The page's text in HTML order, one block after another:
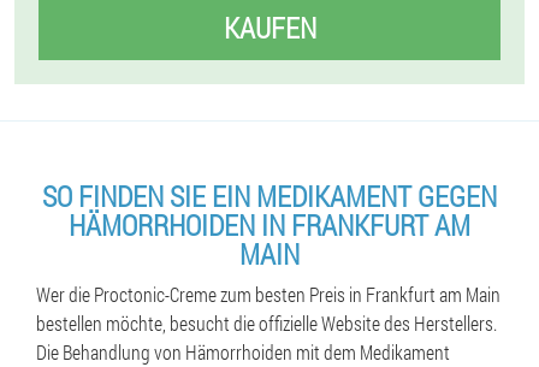
KAUFEN
SO FINDEN SIE EIN MEDIKAMENT GEGEN
HÄMORRHOIDEN IN FRANKFURT AM
MAIN
Wer die Proctonic-Creme zum besten Preis in Frankfurt am Main
bestellen möchte, besucht die offizielle Website des Herstellers.
Die Behandlung von Hämorrhoiden mit dem Medikament